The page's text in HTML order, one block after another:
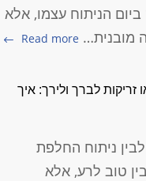
הניתוח עצמו, אלא
מובנית… Read more
לברך ולירך: איך
ניתוח החלפת
טוב לרע, אלא